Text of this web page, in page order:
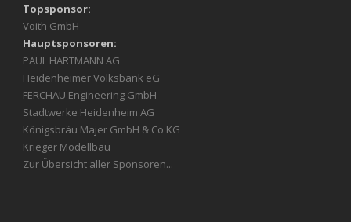
Topsponsor:
Voith GmbH
Hauptsponsoren:
PAUL HARTMANN AG
Heidenheimer Volksbank eG
FERCHAU Engineering GmbH
Stadtwerke Heidenheim AG
Königsbräu Majer GmbH & Co KG
Krieger Modellbau
Zur Übersicht aller Sponsoren...